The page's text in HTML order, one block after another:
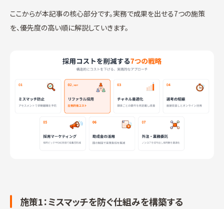
ここからが本記事の核心部分です。実務で成果を出せる7つの施策
を、優先度の高い順に解説していきます。
施策1：ミスマッチを防ぐ仕組みを構築する